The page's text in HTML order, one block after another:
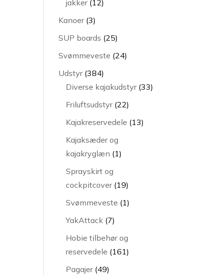
jakker 1212
Kanoer 33
varer
SUP boards 2525
varer
Svømmeveste 2424
Udstyr 384384
varer
Diverse kajakudstyr 3333
Friluftsudstyr 2222
varer
Kajakreservedele 1313
Kajaksæder og
kajakryglæn 11
Sprayskirt og
cockpitcover 1919
varer
Svømmeveste 11
YakAttack 77
Hobie tilbehør og
reservedele 161161
Pagajer 4949